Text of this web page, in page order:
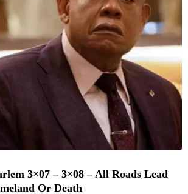
3×07 – 3×08 – All Roads Lead
Or Death